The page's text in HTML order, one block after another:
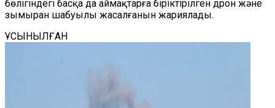
бөлігіндегі басқа да аймақтарға біріктірілген дрон және
зымыран шабуылы жасалғанын жариялады.
ҰСЫНЫЛҒАН